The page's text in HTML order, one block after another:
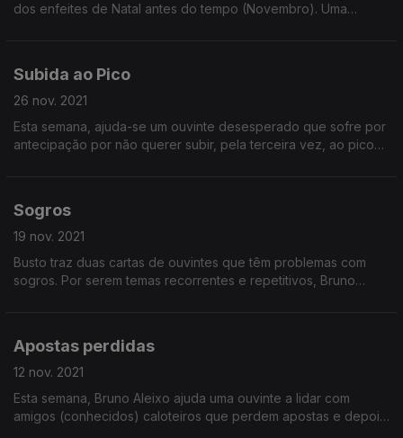
dos enfeites de Natal antes do tempo (Novembro). Uma
Subida ao Pico
26 nov. 2021
Esta semana, ajuda-se um ouvinte desesperado que sofre por
antecipação por não querer subir, pela terceira vez, ao pico
Sogros
19 nov. 2021
Busto traz duas cartas de ouvintes que têm problemas com
sogros. Por serem temas recorrentes e repetitivos, Bruno
Apostas perdidas
12 nov. 2021
Esta semana, Bruno Aleixo ajuda uma ouvinte a lidar com
amigos (conhecidos) caloteiros que perdem apostas e depois